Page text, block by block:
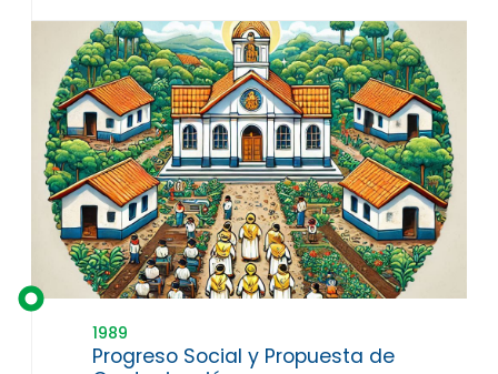
1989
Progreso Social y Propuesta de